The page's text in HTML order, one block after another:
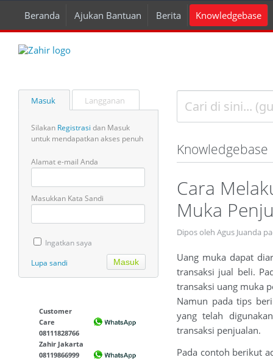
Beranda Ajukan Bantuan Berita Knowledgebase
Masuk Langganan
Silakan Registrasi dan Masuk
untuk mendapatkan akses penuh
Alamat e-mail Anda
Masukkan Kata Sandi
Ingatkan saya
Lupa sandi
Customer
Care
08111828766
Zahir Jakarta
08119866999
Knowledgebase
Cara
Muka
Dipos oleh Agus Juanda
Uang muka dapat
transaksi jual beli.
transaksi uang muka
Namun pada tips
yang telah
transaksi penjualan.
Pada contoh berikut